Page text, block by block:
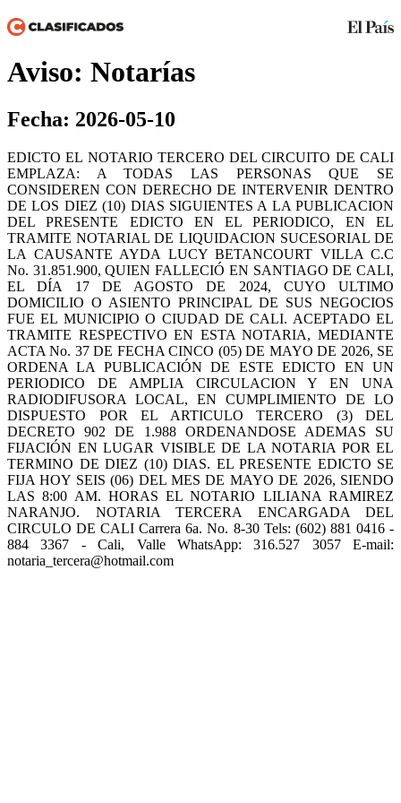
Aviso: Notarías
Fecha: 2026-05-10
EDICTO EL NOTARIO TERCERO DEL CIRCUITO DE CALI
EMPLAZA: A TODAS LAS PERSONAS QUE SE
CONSIDEREN CON DERECHO DE INTERVENIR DENTRO
DE LOS DIEZ (10) DIAS SIGUIENTES A LA PUBLICACION
DEL PRESENTE EDICTO EN EL PERIODICO, EN EL
TRAMITE NOTARIAL DE LIQUIDACION SUCESORIAL DE
LA CAUSANTE AYDA LUCY BETANCOURT VILLA C.C
No. 31.851.900, QUIEN FALLECIÓ EN SANTIAGO DE CALI,
EL DÍA 17 DE AGOSTO DE 2024, CUYO ULTIMO
DOMICILIO O ASIENTO PRINCIPAL DE SUS NEGOCIOS
FUE EL MUNICIPIO O CIUDAD DE CALI. ACEPTADO EL
TRAMITE RESPECTIVO EN ESTA NOTARIA, MEDIANTE
ACTA No. 37 DE FECHA CINCO (05) DE MAYO DE 2026, SE
ORDENA LA PUBLICACIÓN DE ESTE EDICTO EN UN
PERIODICO DE AMPLIA CIRCULACION Y EN UNA
RADIODIFUSORA LOCAL, EN CUMPLIMIENTO DE LO
DISPUESTO POR EL ARTICULO TERCERO (3) DEL
DECRETO 902 DE 1.988 ORDENANDOSE ADEMAS SU
FIJACIÓN EN LUGAR VISIBLE DE LA NOTARIA POR EL
TERMINO DE DIEZ (10) DIAS. EL PRESENTE EDICTO SE
FIJA HOY SEIS (06) DEL MES DE MAYO DE 2026, SIENDO
LAS 8:00 AM. HORAS EL NOTARIO LILIANA RAMIREZ
NARANJO. NOTARIA TERCERA ENCARGADA DEL
CIRCULO DE CALI Carrera 6a. No. 8-30 Tels: (602) 881 0416 -
884 3367 - Cali, Valle WhatsApp: 316.527 3057 E-mail:
notaria_tercera@hotmail.com